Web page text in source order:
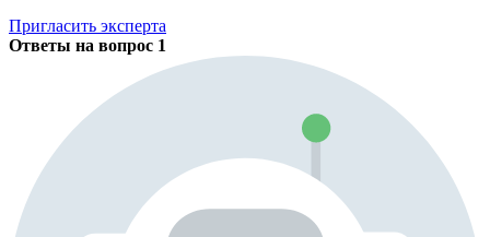
Пригласить эксперта
Ответы на вопрос 1